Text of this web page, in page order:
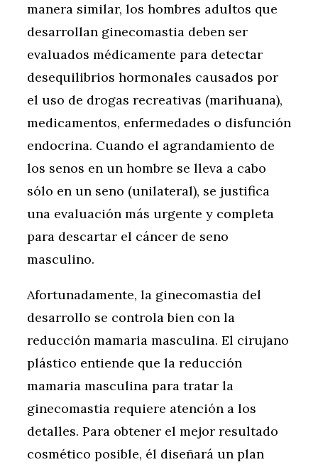
manera similar, los hombres adultos que
desarrollan ginecomastia deben ser
evaluados médicamente para detectar
desequilibrios hormonales causados por
el uso de drogas recreativas (marihuana),
medicamentos, enfermedades o disfunción
endocrina. Cuando el agrandamiento de
los senos en un hombre se lleva a cabo
sólo en un seno (unilateral), se justifica
una evaluación más urgente y completa
para descartar el cáncer de seno
masculino.
Afortunadamente, la ginecomastia del
desarrollo se controla bien con la
reducción mamaria masculina. El cirujano
plástico entiende que la reducción
mamaria masculina para tratar la
ginecomastia requiere atención a los
detalles. Para obtener el mejor resultado
cosmético posible, él diseñará un plan